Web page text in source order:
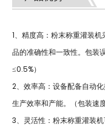
1、精度高：粉末称重灌装
品的准确性和一致性。包装
≤0.5%）
2、效率高：设备配备自动
生产效率和产能。（包装速
3、灵活性：粉末称重灌装